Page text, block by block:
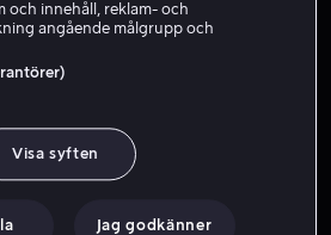
och innehåll, reklam- och
angående målgrupp och
Visa syften
Jag godkänner